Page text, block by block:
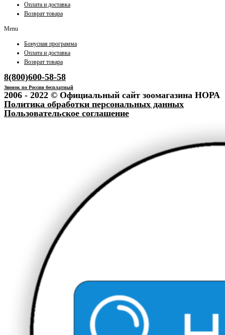
Оплата и доставка
Возврат товара
Menu
Бонусная программа
Оплата и доставка
Возврат товара
8(800)600-58-58
Звонок по России бесплатный
2006 - 2022 © Официальный сайт зоомагазина НОРА
Политика обработки персональных данных
Пользовательское соглашение